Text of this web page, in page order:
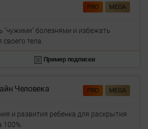
PRO MEGA
"чужими" болезнями и избежать
тела.
Пример подписки
PRO MEGA
Человека
и развития ребенка для раскрытия
100%.